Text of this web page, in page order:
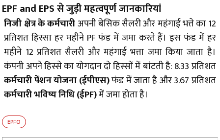
EPF and EPS से जुड़ी महत्वपूर्ण जानकारियां
निजी क्षेत्र के कर्मचारीअपनी बेसिक सैलरी और महंगाई भत्ते का 12
प्रतिशत हिस्सा हर महीने PF फंड में जमा करते हैं। इस फंड में हर
महीने 12 प्रतिशत सैलरी और महंगाई भत्ता जमा किया जाता है।
कंपनी अपने हिस्से का योगदान दो हिस्सों में बांटती है: 8.33 प्रतिशत
कर्मचारी पेंशन योजना (ईपीएस)फंड में जाता है और 3.67 प्रतिशत
कर्मचारी भविष्य निधि (ईPF)में जमा होता है।
EPFO